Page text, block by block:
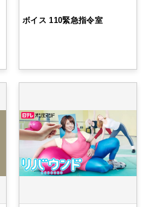
ボイス 110緊急指令室